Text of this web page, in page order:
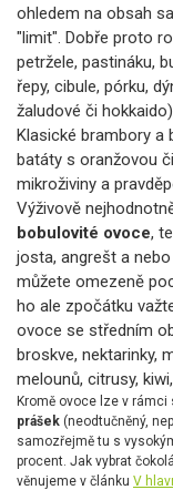
ohledem na obsah
"limit". Dobře proto
petržele, pastináku,
řepy, cibule, pórku,
žaludové či
Klasické brambory a
batáty s oranžovou
mikroživiny a
Výživově
bobulovité ovoce,
josta, angrešt a
můžete omezeně
ho ale zpočátku
ovoce se středním
broskve, nektarinky,
melounů, citrusy,
Kromě ovoce lze v
prášek (neodtučněný,
samozřejmě tu s
procent. Jak vybrat
věnujeme v článku V